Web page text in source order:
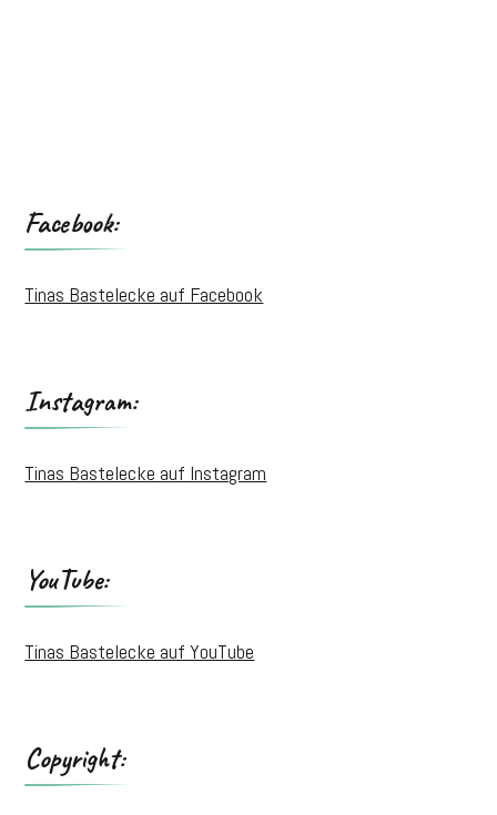
Facebook:
Tinas Bastelecke auf Facebook
Instagram:
Tinas Bastelecke auf Instagram
YouTube:
Tinas Bastelecke auf YouTube
Copyright: